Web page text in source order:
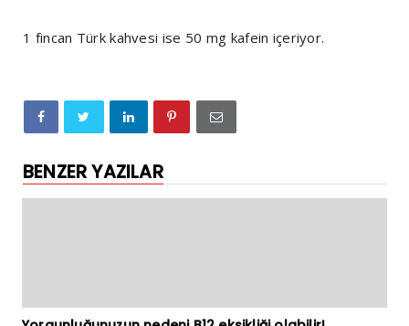
1 fincan Türk kahvesi ise 50 mg kafein içeriyor.
BENZER YAZILAR